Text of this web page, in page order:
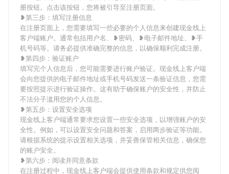
册按钮。点击该按钮，您将被引导至注册页面。
❥第三步：填写注册信息
在注册页面上，您需要填写一些必要的个人信息来创建现金线上
客户端账户。通常包括用户名、❥密码、❥电子邮件地址、❥手
机号码等。请务必提供准确完整的信息，以确保顺利完成注册。
❥第四步：验证账户
填写完个人信息后，您可能需要进行账户验证。现金线上客户端
会向您提供的电子邮件地址或手机号码发送一条验证信息，您需
要按照提示进行验证操作。这有助于确保账户的安全性，并防止
不法分子滥用您的个人信息。
❥第五步：设置安全选项
现金线上客户端通常要求您设置一些安全选项，以增强账户的安
全性。例如，可以设置安全问题和答案，启用两步验证等功能。
请根据系统的提示设置相关选项，并妥善保管相关信息，确保您
的账户安全。
❥第六步：阅读并同意条款
在注册过程中，现金线上客户端会提供使用条款和规定供您阅